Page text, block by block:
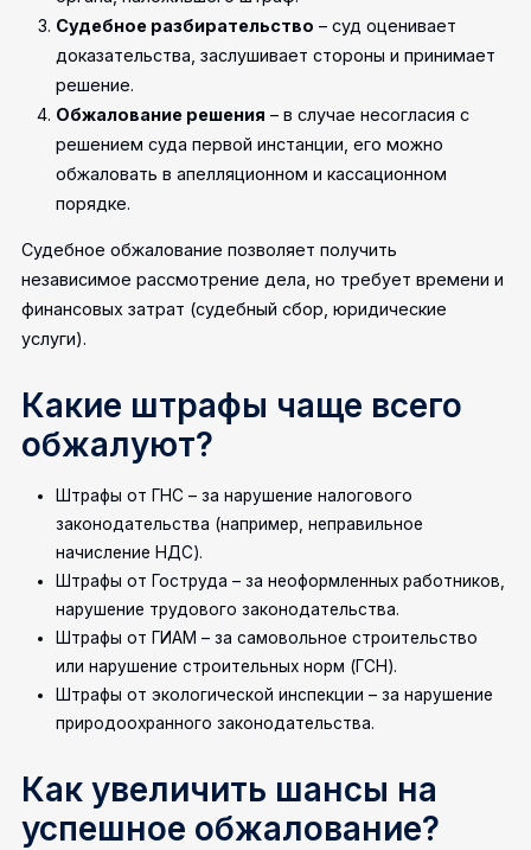
Судебное разбирательство – суд оценивает
доказательства, заслушивает стороны и принимает
решение.
Обжалование решения – в случае несогласия с
решением суда первой инстанции, его можно
обжаловать в апелляционном и кассационном
порядке.
Судебное обжалование позволяет получить
независимое рассмотрение дела, но требует времени и
финансовых затрат (судебный сбор, юридические
услуги).
Какие штрафы чаще всего
обжалуют?
Штрафы от ГНС – за нарушение налогового
законодательства (например, неправильное
начисление НДС).
Штрафы от Гоструда – за неоформленных работников,
нарушение трудового законодательства.
Штрафы от ГИАМ – за самовольное строительство
или нарушение строительных норм (ГСН).
Штрафы от экологической инспекции – за нарушение
природоохранного законодательства.
Как увеличить шансы на
успешное обжалование?